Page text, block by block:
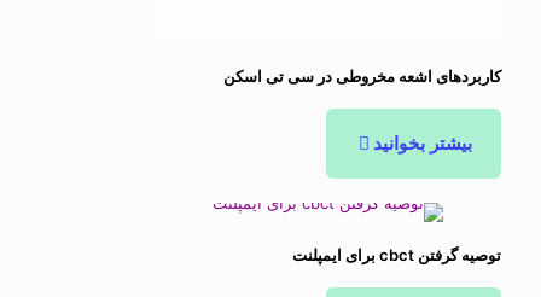
کاربردهای اشعه مخروطی در سی تی اسکن
بیشتر بخوانید
توصیه گرفتن cbct برای ایمپلنت